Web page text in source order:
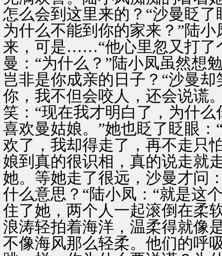
怎么会到这里来的？“沙曼眨
为什么不能到你的家来？”陆
来，可是……“他心里忽又打了
曼：“为什么？”陆小凤虽然想
岂非是你成亲的日子？“沙曼
你，我不但会咬人，还会说谎
笑：“现在我才明白了，为什
喜欢曼姑娘。”她也眨了眨眼
欢了，我却得走了，再不走只
娘到真的很识相，真的说走就
她。等她走了很远，沙曼才问
什么意思？“陆小凤：“就是这
住了她，两个人一起滚倒在柔
浪涛轻拍着海洋，温柔得就像
不像海风那么轻柔。他们的呼